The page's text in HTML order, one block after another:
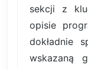
sekcji z
opisie
dokładnie
wskazaną